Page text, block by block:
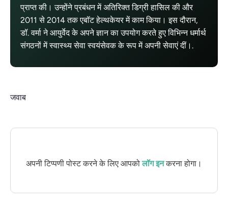
प्राप्त की। उन्होंने प्रबंधन में अतिरिक्त डिग्री हासिल की और
2011 से 2014 तक एबॉट हेल्थकेयर में काम किया। इस दौरान,
डॉ. वर्मा ने आयुर्वेद के अपने ज्ञान का उपयोग करते हुए विभिन्न धर्मार्थ
संगठनों में स्वास्थ्य सेवा स्वयंसेवक के रूप में अपनी सेवाएं दीं।.
जवाब
अपनी टिप्पणी पोस्ट करने के लिए आपकोलॉग इनकरना होगा।